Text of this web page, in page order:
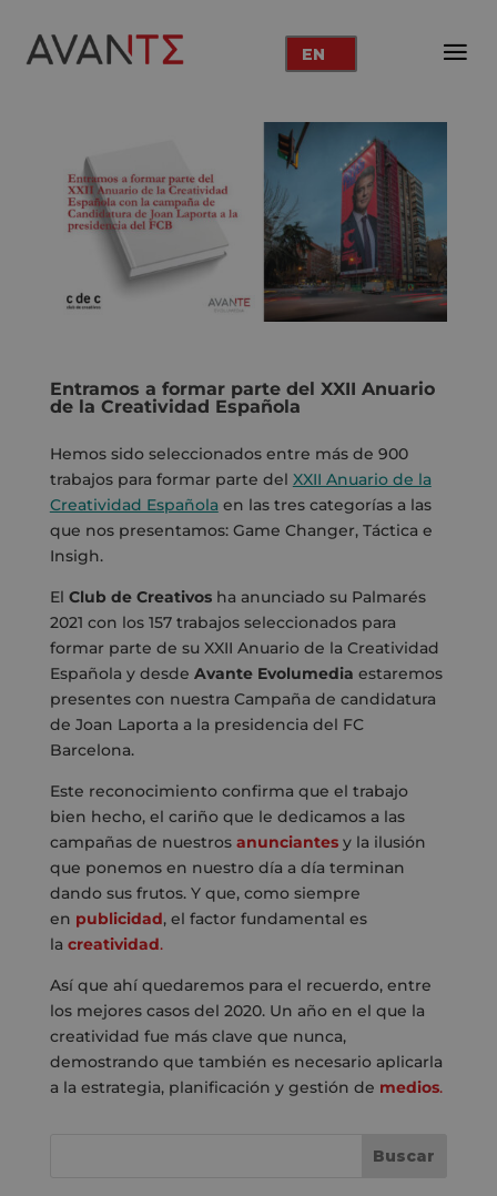
EN
Entramos a formar parte del XXII Anuario
de la Creatividad Española
Hemos sido seleccionados entre más de 900
trabajos para formar parte del XXII Anuario de la
Creatividad Española en las tres categorías a las
que nos presentamos: Game Changer, Táctica e
Insigh.
El Club de Creativosha anunciado su Palmarés
2021 con los 157 trabajos seleccionados para
formar parte de su XXII Anuario de la Creatividad
Española y desde Avante Evolumedia estaremos
presentes con nuestra Campaña de candidatura
de Joan Laporta a la presidencia del FC
Barcelona.
Este reconocimiento confirma que el trabajo
bien hecho, el cariño que le dedicamos a las
campañas de nuestros anunciantesy la ilusión
que ponemos en nuestro día a día terminan
dando sus frutos. Y que, como siempre
en publicidad, el factor fundamental es
la creatividad.
Así que ahí quedaremos para el recuerdo, entre
los mejores casos del 2020. Un año en el que la
creatividad fue más clave que nunca,
demostrando que también es necesario aplicarla
a la estrategia, planificación y gestión de medios.